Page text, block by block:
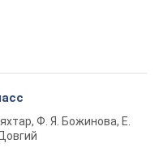
Ф. Я. Божинова, Е.